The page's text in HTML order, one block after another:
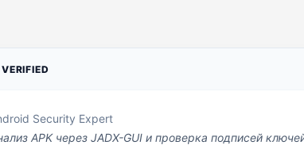
Security Expert
APK через JADX-GUI и проверка подписей